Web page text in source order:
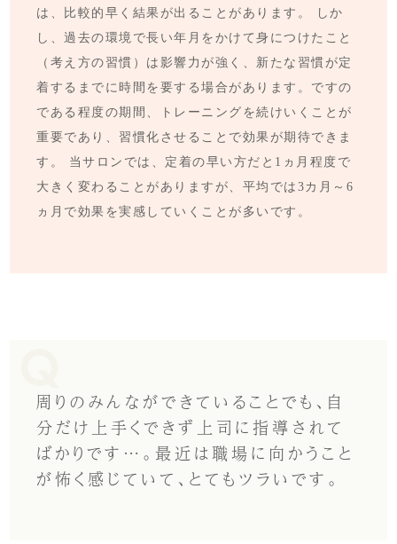
は、比較的早く結果が出ることがあります。 しか
し、過去の環境で長い年月をかけて身につけたこと
（考え方の習慣）は影響力が強く、新たな習慣が定
着するまでに時間を要する場合があります。ですの
である程度の期間、トレーニングを続けいくことが
重要であり、習慣化させることで効果が期待できま
す。 当サロンでは、定着の早い方だと1ヵ月程度で
大きく変わることがありますが、平均では3カ月～6
ヵ月で効果を実感していくことが多いです。
周りのみんなができていることでも、自
分だけ上手くできず上司に指導されて
ばかりです…。最近は職場に向かうこと
が怖く感じていて、とてもツラいです。